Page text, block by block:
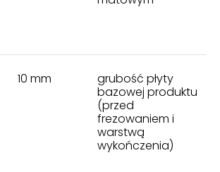
10 mm
grubość płyty
bazowej produktu
(przed
frezowaniem i
warstwą
wykończenia)